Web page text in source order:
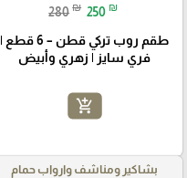
280 ₪ 250 ₪
طقم روب تركي قطن – 6 قطع |
فري سايز | زهري وأبيض
add_shopping_cart
بشاكير ومناشف وارواب حمام